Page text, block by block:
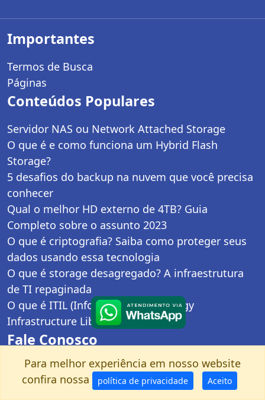
Importantes
Termos de Busca
Páginas
Conteúdos Populares
Servidor NAS ou Network Attached Storage
O que é e como funciona um Hybrid Flash
Storage?
5 desafios do backup na nuvem que você precisa
conhecer
Qual o melhor HD externo de 4TB? Guia
Completo sobre o assunto 2023
O que é criptografia? Saiba como proteger seus
dados usando essa tecnologia
O que é storage desagregado? A infraestrutura
de TI repaginada
O que é ITIL (Information Technology
Infrastructure Library)?
Fale Conosco
Quem somos
Seja um revendedor autorizado
Para melhor experiência em nosso website
confira nossa
política de privacidade Aceito